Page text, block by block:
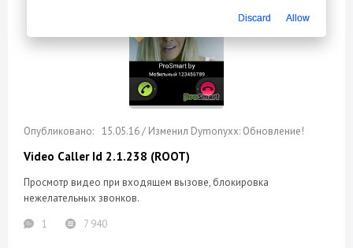
15.05.16 / Изменил Dymonyxx: Обновление!
Video Caller Id 2.1.238 (ROOT)
Просмотр видео при входящем вызове, блокировка
нежелательных звонков.
1
7 940
Discard Allow